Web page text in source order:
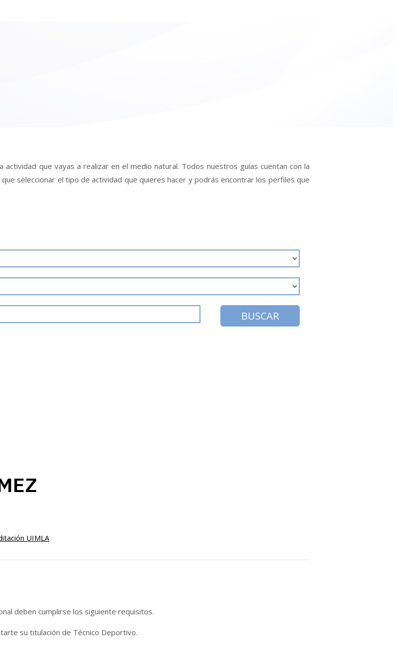
que vayas a realizar en el medio natural. Todos nuestros guías cuentan con la
seleccionar el tipo de actividad que quieres hacer y podrás encontrar los perfiles que
BUSCAR
UIMLA
deben cumplirse los siguiente requisitos.
su titulación de Técnico Deportivo.